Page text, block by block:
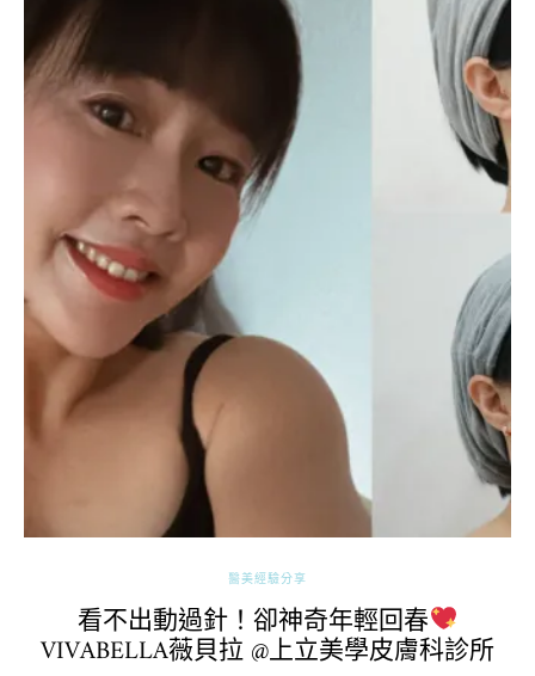
醫美經驗分享
看不出動過針！卻神奇年輕回春
VIVABELLA薇貝拉 @上立美學皮膚科診所